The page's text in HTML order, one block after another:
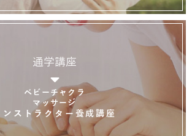
通学講座
ベビーチャクラ
マッサージ
ンストラクター養成講座